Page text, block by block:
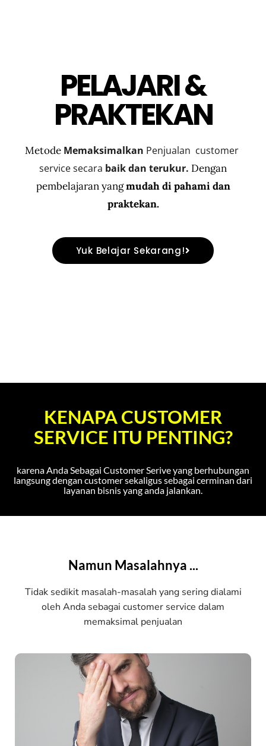
PELAJARI &
PRAKTEKAN
Metode Memaksimalkan Penjualan customer
service secara baik dan terukur. Dengan
pembelajaran yangmudah di pahami dan
praktekan.
Yuk Belajar Sekarang!
KENAPA CUSTOMER
SERVICE ITU PENTING?
karena Anda Sebagai Customer Serive yang berhubungan
langsung dengan customer sekaligus sebagai cerminan dari
layanan bisnis yang anda jalankan.
Namun Masalahnya ...
Tidak sedikit masalah-masalah yang sering dialami
oleh Anda sebagai customer service dalam
memaksimal penjualan